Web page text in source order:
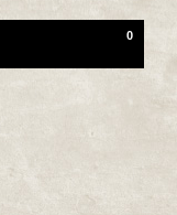
0